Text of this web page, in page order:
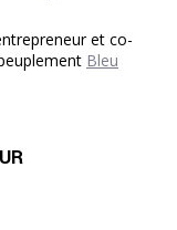
et co-
Bleu